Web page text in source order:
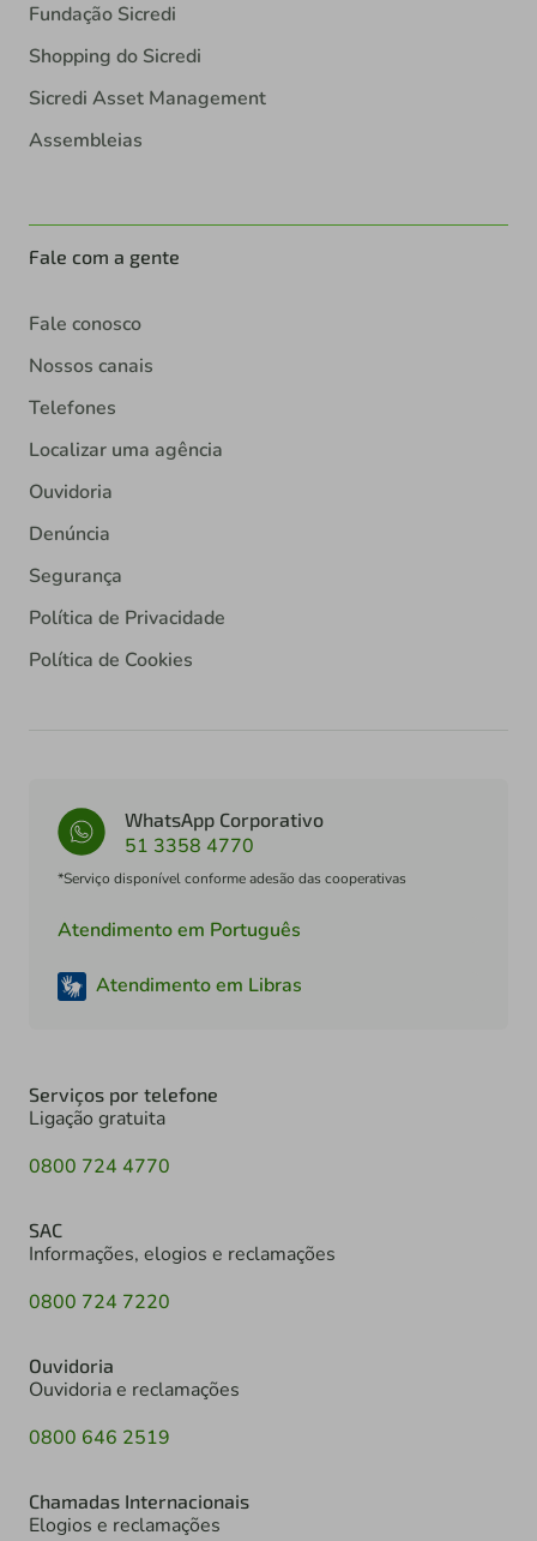
Fundação Sicredi
Shopping do Sicredi
Sicredi Asset Management
Assembleias
Fale com a gente
Fale conosco
Nossos canais
Telefones
Localizar uma agência
Ouvidoria
Denúncia
Segurança
Política de Privacidade
Política de Cookies
WhatsApp Corporativo
51 3358 4770
*Serviço disponível conforme adesão das cooperativas
Atendimento em Português
Atendimento em Libras
Serviços por telefone
Ligação gratuita
0800 724 4770
SAC
Informações, elogios e reclamações
0800 724 7220
Ouvidoria
Ouvidoria e reclamações
0800 646 2519
Chamadas Internacionais
Elogios e reclamações